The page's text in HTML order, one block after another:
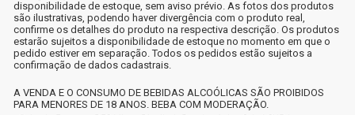
disponibilidade de estoque, sem aviso prévio. As fotos dos produtos
são ilustrativas, podendo haver divergência com o produto real,
confirme os detalhes do produto na respectiva descrição. Os produtos
estarão sujeitos a disponibilidade de estoque no momento em que o
pedido estiver em separação. Todos os pedidos estão sujeitos a
confirmação de dados cadastrais.
A VENDA E O CONSUMO DE BEBIDAS ALCOÓLICAS SÃO PROIBIDOS
PARA MENORES DE 18 ANOS. BEBA COM MODERAÇÃO.